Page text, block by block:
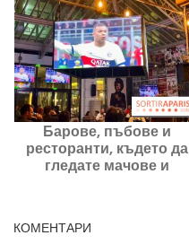
Барове, пъбове и
ресторанти, където да
гледате мачове и
КОМЕНТАРИ